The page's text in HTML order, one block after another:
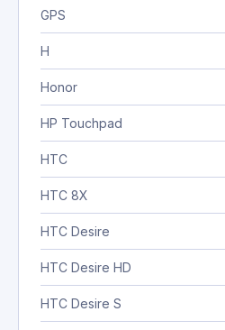
GPS
H
Honor
HP Touchpad
HTC
HTC 8X
HTC Desire
HTC Desire HD
HTC Desire S